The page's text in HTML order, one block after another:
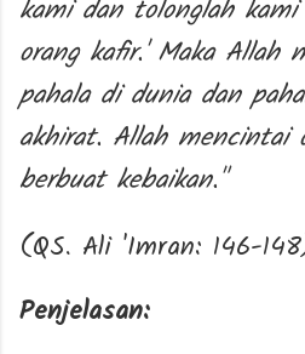
kami dan tolonglah
orang kafir.' Maka Allah
pahala di dunia dan
akhirat. Allah mencintai
berbuat kebaikan."
(QS. Ali 'Imran: 146-
Penjelasan: